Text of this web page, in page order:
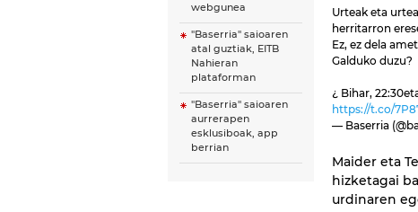
webgunea
"Baserria" saioaren
atal guztiak, EITB
Nahieran
plataforman
''Baserria'' saioaren
aurrerapen
esklusiboak, app
berrian
Urteak eta
herritarron
Ez, ez dela
Galduko duzu?
¿ Bihar,
https://t.co/
— Baserria
Maider eta
hizketagai
urdinaren